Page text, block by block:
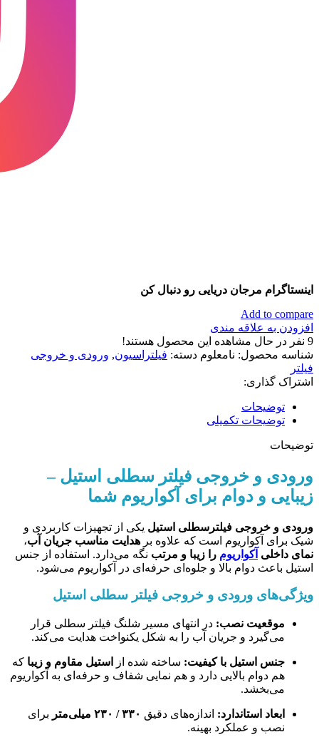
اینستاگرام مرجان دریایی رو دنبال کن
Add to compare
افزودن به علاقه مندی
9 نفر در حال مشاهده این محصول هستند!
شناسه محصول: نامعلوم دسته: فیلتراسیون, ورودی و خروجی
فیلتر
اشتراک گذاری:
توضیحات
توضیحات تکمیلی
توضیحات
ورودی و خروجی فیلتر سطلی استیل –
زیبایی و دوام برای آکواریوم شما
ورودی و خروجی فیلترسطلی استیل یکی از تجهیزات کاربردی و
شیک برای آکواریوم است که علاوه بر هدایت مناسب جریان آب،
نمای داخلی آکواریوم را زیبا و مرتب نگه می‌دارد. استفاده از جنس
استیل باعث دوام بالا و جلوه‌ای حرفه‌ای در آکواریوم می‌شود.
ویژگی‌های ورودی و خروجی فیلتر سطلی استیل
موقعیت نصب: در انتهای مسیر شلنگ فیلتر سطلی قرار
می‌گیرد و جریان آب را به شکل یکنواخت هدایت می‌کند.
جنس استیل با کیفیت: ساخته شده از استیل مقاوم و زیبا که
هم دوام بالایی دارد و هم نمایی شفاف و حرفه‌ای به آکواریوم
می‌بخشد.
ابعاد استاندارد: اندازه‌های دقیق ۳۳۰ / ۲۳۰ میلی‌متر
برای
نصب و عملکرد بهینه.